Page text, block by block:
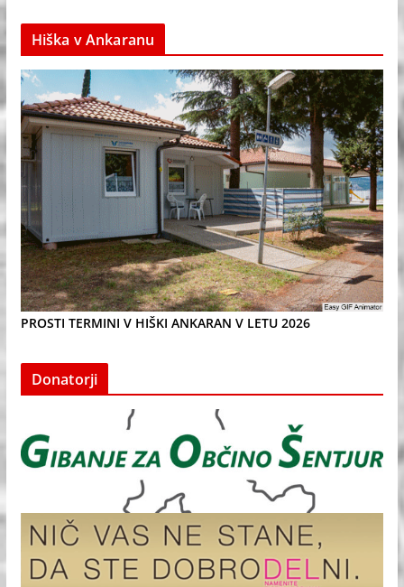
Hiška v Ankaranu
PROSTI TERMINI V HIŠKI ANKARAN V LETU 2026
Donatorji